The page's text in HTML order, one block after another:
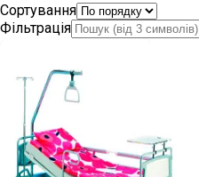
Сортування
Фільтрація